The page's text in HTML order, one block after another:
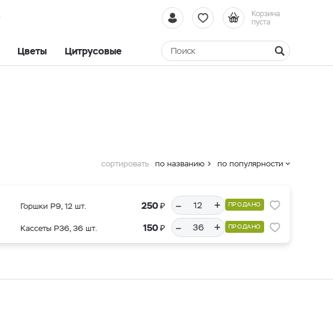
Корзина
пуста
Цветы Цитрусовые
сортировать по названию по популярности
Горшки Р9, 12 шт. 250₽ – + ПРОДАНО
Кассеты Р36, 36 шт. 150₽ – + ПРОДАНО